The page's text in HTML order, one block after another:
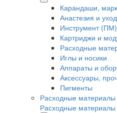
Карандаши,
Анастезия и уход
Инструмент (ПМ)
Картриджи и
Расходные
Иглы и носики
Аппараты и
Аксессуары,
Пигменты
Расходные
Расходные